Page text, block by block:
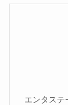
エンタステ